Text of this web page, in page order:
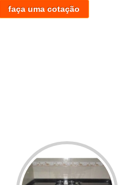
faça uma cotação